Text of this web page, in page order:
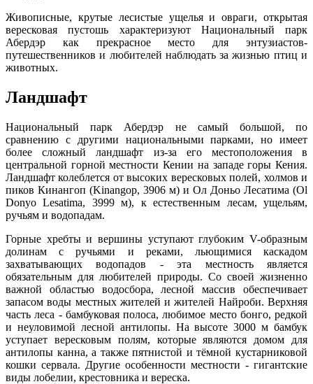
Живописные, крутые лесистые ущелья и овраги, открытая
вересковая пустошь характеризуют Национальный парк
Абердэр как прекрасное место для энтузиастов-
путешественников и любителей наблюдать за жизнью птиц и
животных.
Ландшафт
Национальный парк Абердэр не самый большой, по
сравнению с другими национальными парками, но имеет
более сложный ландшафт из-за его местоположения в
центральной горной местности Кении на западе горы Кения.
Ландшафт колеблется от высоких вересковых полей, холмов и
пиков Кинангоп (Kinangop, 3906 м) и Ол Доньо Лесатима (Ol
Donyo Lesatima, 3999 м), к естественным лесам, ущельям,
ручьям и водопадам.
Горные хребты и вершины уступают глубоким V-образным
долинам с ручьями и реками, льющимися каскадом
захватывающих водопадов - эта местность является
обязательным для любителей природы. Со своей жизненно
важной областью водосбора, лесной массив обеспечивает
запасом воды местных жителей и жителей Найроби. Верхняя
часть леса - бамбуковая полоса, любимое место бонго, редкой
и неуловимой лесной антилопы. На высоте 3000 м бамбук
уступает вересковым полям, которые являются домом для
антилопы канна, а также пятнистой и тёмной кустарниковой
кошки сервала. Другие особенности местности - гигантские
виды лобелии, крестовника и вереска.